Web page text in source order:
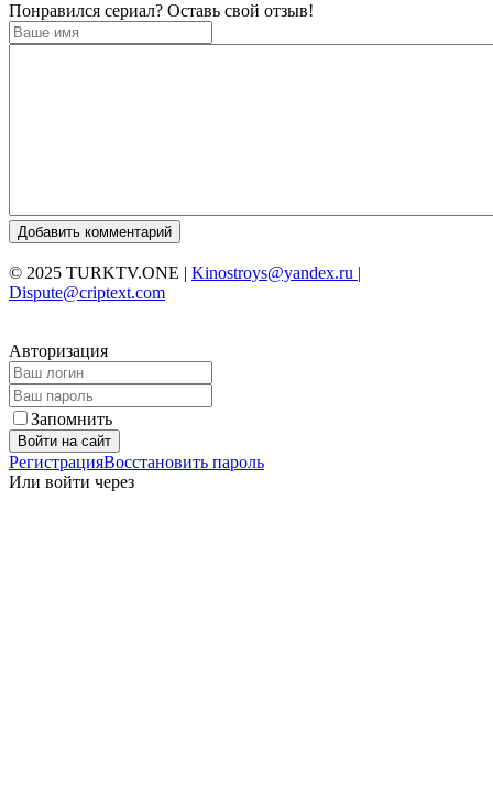
Понравился сериал? Оставь свой отзыв!
Добавить комментарий
© 2025 TURKTV.ONE | Kinostroys@yandex.ru |
Dispute@criptext.com
Авторизация
Запомнить
Войти на сайт
РегистрацияВосстановить пароль
Или войти через